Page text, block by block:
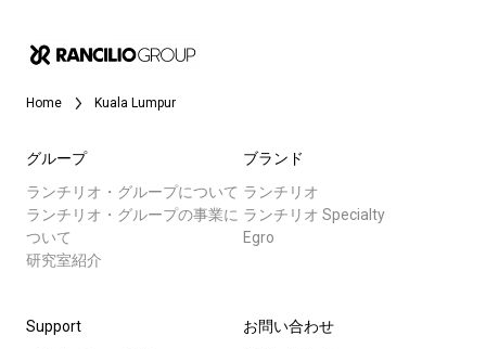
Home Kuala Lumpur
グループ
ランチリオ・グループについて
ランチリオ・グループの事業に
ついて
研究室紹介
ブランド
ランチリオ
ランチリオ Specialty
Egro
Support
お問い合わせ